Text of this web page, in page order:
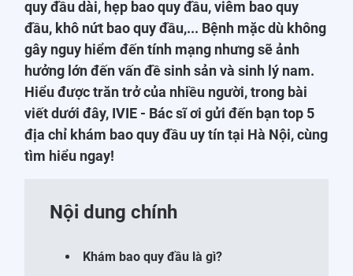
quy đầu dài, hẹp bao quy đầu, viêm bao quy
đầu, khô nứt bao quy đầu,... Bệnh mặc dù không
gây nguy hiểm đến tính mạng nhưng sẽ ảnh
hưởng lớn đến vấn đề sinh sản và sinh lý nam.
Hiểu được trăn trở của nhiều người, trong bài
viết dưới đây, IVIE - Bác sĩ ơi gửi đến bạn top 5
địa chỉ khám bao quy đầu uy tín tại Hà Nội, cùng
tìm hiểu ngay!
Nội dung chính
Khám bao quy đầu là gì?